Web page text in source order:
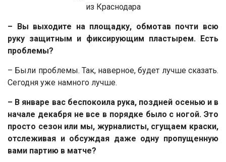
из Краснодара
– Вы выходите на площадку, обмотав почти всю
руку защитным и фиксирующим пластырем. Есть
проблемы?
– Были проблемы. Так, наверное, будет лучше сказать.
Сегодня уже намного лучше.
– В январе вас беспокоила рука, поздней осенью и в
начале декабря не все в порядке было с ногой. Это
просто сезон или мы, журналисты, сгущаем краски,
отслеживая и обсуждая даже одну пропущенную
вами партию в матче?